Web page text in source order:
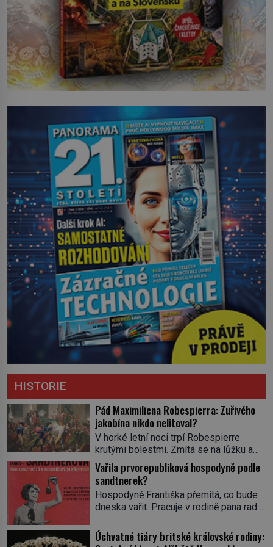
HISTORIE
Pád Maximiliena Robespierra: Zuřivého
jakobína nikdo nelitoval?
V horké letní noci trpí Robespierre
krutými bolestmi. Zmítá se na lůžku a
hlavou mu víří kolotoč myšlenek. Když
se probere z mdlob, vzpomene si na
jednu z pařížských jasnovidek, kterou
před lety navštívil. Prorokovala mu
tragický osud. Tehdy se jí vysmál.
prohlásil o něm jiný významný
Vařila prvorepubliková hospodyně podle
sandtnerek?
Hospodyně Františka přemítá, co bude
dneska vařit. Pracuje v rodině pana rady
rychle v jedné ze „sandtnerek“.
„Zaplaťpánbůh, že už nemusíme chodit
Úchvatné tiáry britské královské rodiny: